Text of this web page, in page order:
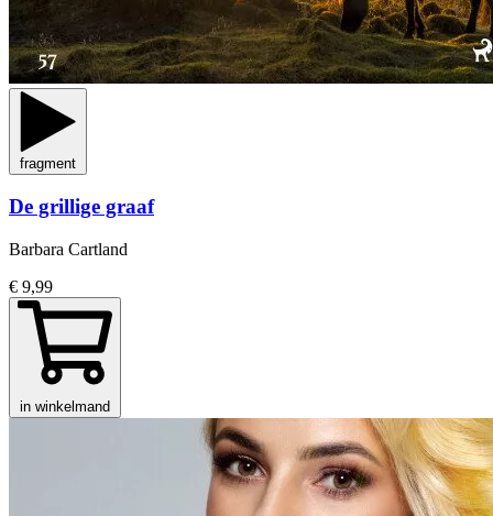
fragment
De grillige graaf
Barbara Cartland
€ 9,99
in winkelmand